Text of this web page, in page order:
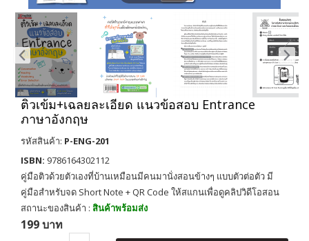
ติวเข้ม+เฉลยละเอียด แนวข้อสอบ Entrance
ภาษาอังกฤษ
รหัสสินค้า: P-ENG-201
ISBN: 9786164302112
คู่มือติวด้วยตัวเองที่บ้านเหมือนมีคนมานั่งสอนข้างๆ แบบตัวต่อตัว มี
คู่มือสำหรับจด Short Note + QR Code ให้สแกนเพื่อดูคลิปวิดีโอสอน
สถานะของสินค้า : สินค้าพร้อมส่ง
199 บาท